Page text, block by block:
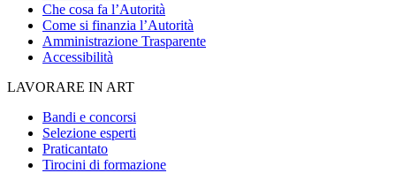
Che cosa fa l’Autorità
Come si finanzia l’Autorità
Amministrazione Trasparente
Accessibilità
LAVORARE IN ART
Bandi e concorsi
Selezione esperti
Praticantato
Tirocini di formazione